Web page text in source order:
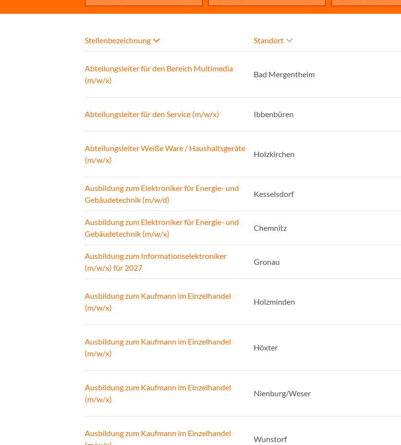
Stellenbezeichnung Standort
Abteilungsleiter für den Bereich Multimedia
(m/w/x)
Bad Mergentheim
Abteilungsleiter für den Service (m/w/x) Ibbenbüren
Abteilungsleiter Weiße Ware / Haushaltsgeräte
(m/w/x)
Holzkirchen
Ausbildung zum Elektroniker für Energie- und
Gebäudetechnik (m/w/d)
Kesselsdorf
Ausbildung zum Elektroniker für Energie- und
Gebäudetechnik (m/w/x)
Chemnitz
Ausbildung zum Informationselektroniker
(m/w/x) für 2027
Gronau
Ausbildung zum Kaufmann im Einzelhandel
(m/w/x)
Holzminden
Ausbildung zum Kaufmann im Einzelhandel
(m/w/x)
Höxter
Ausbildung zum Kaufmann im Einzelhandel
(m/w/x)
Nienburg/Weser
Ausbildung zum Kaufmann im Einzelhandel
Wunstorf